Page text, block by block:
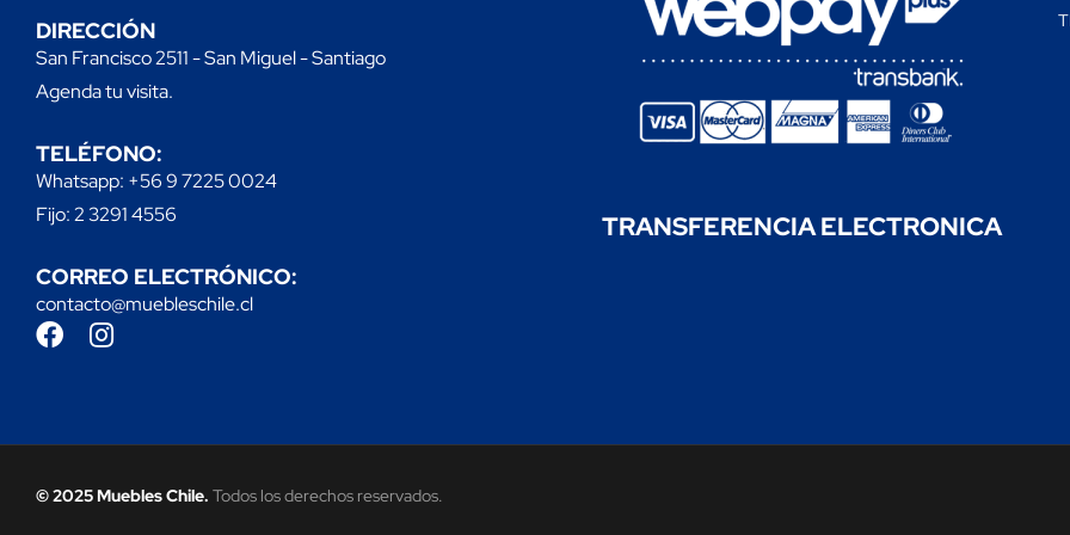
DIRECCIÓN
San Francisco 2511 - San Miguel - Santiago
Agenda tu visita.
TELÉFONO:
Whatsapp: +56 9 7225 0024
Fijo: 2 3291 4556
CORREO ELECTRÓNICO:
contacto@muebleschile.cl
TRANSFERENCIAELECTRONICA
© 2025 Muebles Chile. Todos los derechos reservados.